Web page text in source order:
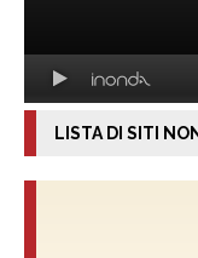
LISTA DI SITI